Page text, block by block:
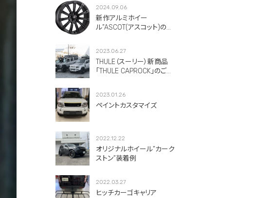
2024.09.06
新作アルミホイー
ル”ASCOT(アスコット)のご
2023.06.27
THULE（スーリー）新商品
「THULE CAPROCK」のご紹
2023.01.26
ペイントカスタマイズ
2022.12.22
オリジナルホイール”カーク
ストン”装着例
2022.03.27
ヒッチカーゴキャリア